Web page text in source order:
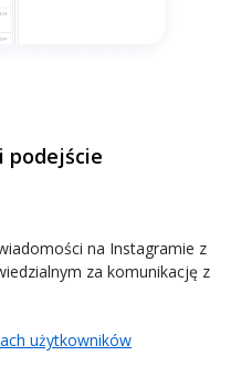
podejście
na Instagramie z
za komunikację z
użytkowników